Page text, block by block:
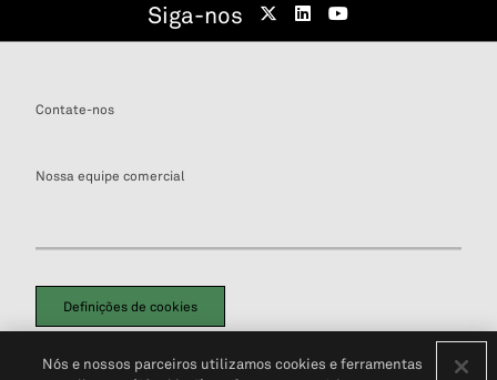
Siga-nos
Contate-nos
Nossa equipe comercial
Definições de cookies
Política de PrivacidadePortal de privacidade do cliente (em inglês)
Nós e nossos parceiros utilizamos cookies e ferramentas